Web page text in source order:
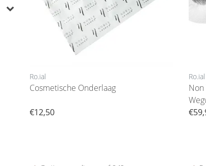
Ro.ial
Cosmetische Onderlaag
€12,50
Ro.ial
Non